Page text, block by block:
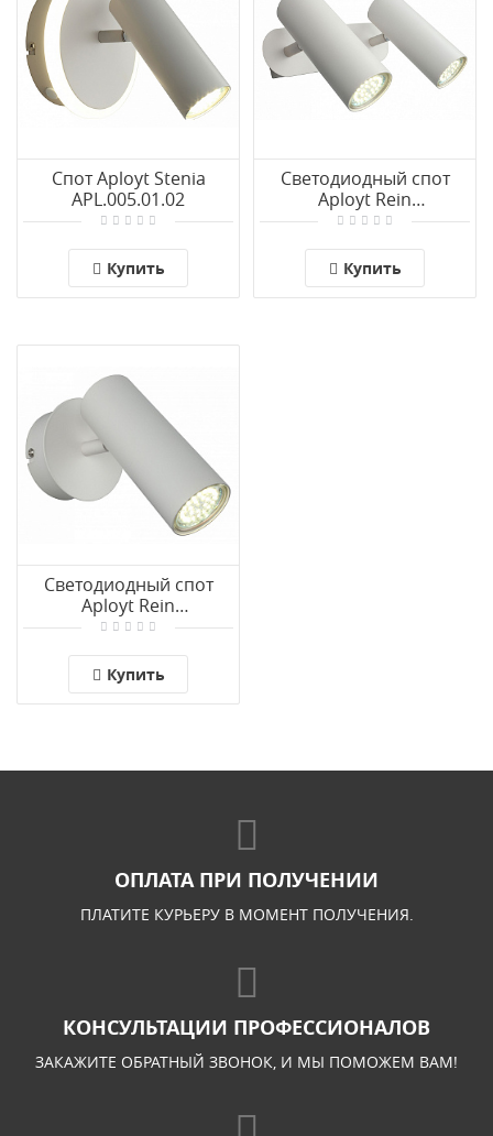
Спот Aployt Stenia
APL.005.01.02
Купить
Светодиодный спот
Aployt Rein
APL.004.01.02
Купить
Светодиодный спот
Aployt Rein
APL.004.01.01
Купить
ОПЛАТА ПРИ ПОЛУЧЕНИИ
ПЛАТИТЕ КУРЬЕРУ В МОМЕНТ ПОЛУЧЕНИЯ.
КОНСУЛЬТАЦИИ ПРОФЕССИОНАЛОВ
ЗАКАЖИТЕ ОБРАТНЫЙ ЗВОНОК, И МЫ ПОМОЖЕМ ВАМ!